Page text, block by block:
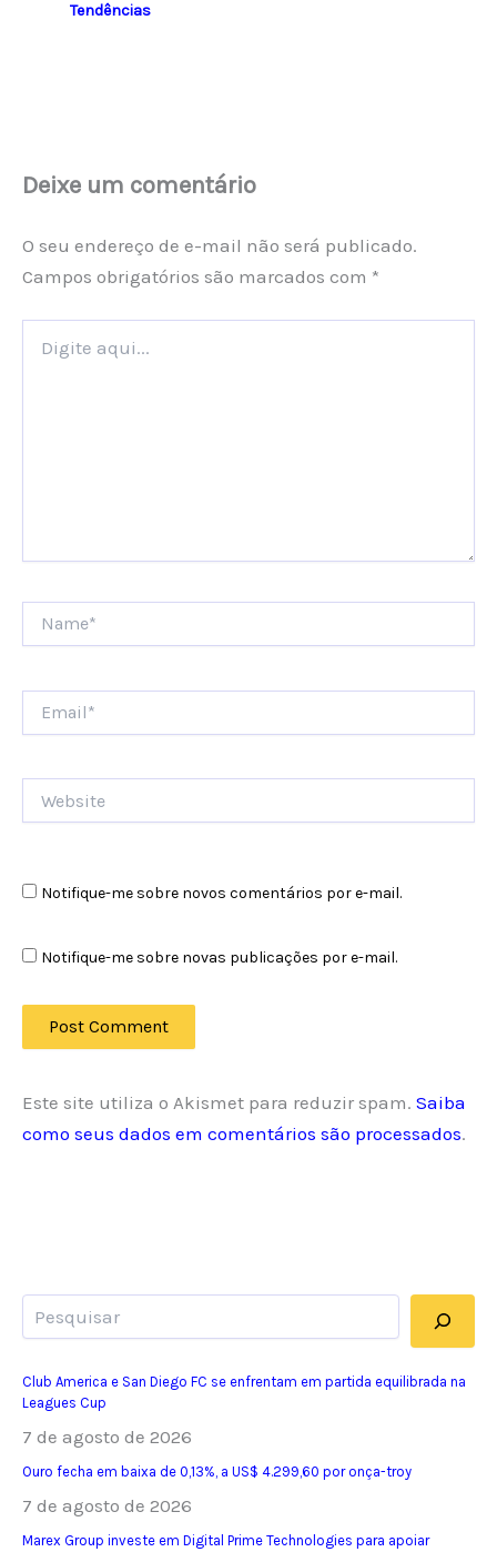
Tendências
Deixe um comentário
O seu endereço de e-mail não será publicado.
Campos obrigatórios são marcados com *
aqui...
Notifique-me sobre novos comentários por e-mail.
Notifique-me sobre novas publicações por e-mail.
Este site utiliza o Akismet para reduzir spam. Saiba
como seus dados em comentários são processados.
Club America e San Diego FC se enfrentam em partida equilibrada na
Leagues Cup
7 de agosto de 2026
Ouro fecha em baixa de 0,13%, a US$ 4.299,60 por onça-troy
7 de agosto de 2026
Marex Group investe em Digital Prime Technologies para apoiar